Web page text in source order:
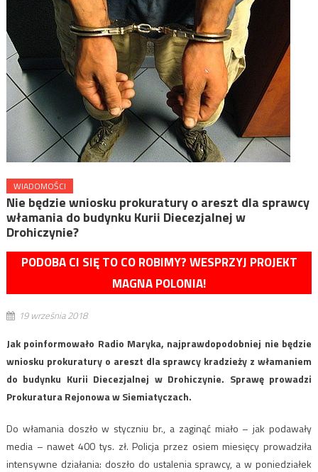
WIADOMOŚCI
Nie będzie wniosku prokuratury o areszt dla sprawcy
włamania do budynku Kurii Diecezjalnej w
Drohiczynie?
PODOBA CI SIĘ TO CO ROBIMY? WESPRZYJ PROJEKT
MAGNA POLONIA!
19 września 2018
Jak poinformowało Radio Maryka, najprawdopodobniej nie będzie
wniosku prokuratury o areszt dla sprawcy kradzieży z włamaniem
do budynku Kurii Diecezjalnej w Drohiczynie. Sprawę prowadzi
Prokuratura Rejonowa w Siemiatyczach.
Do włamania doszło w styczniu br., a zaginąć miało – jak podawały
media – nawet 400 tys. zł. Policja przez osiem miesięcy prowadziła
intensywne działania: doszło do ustalenia sprawcy, a w poniedziałek